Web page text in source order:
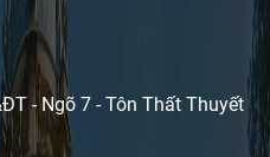
- Ngõ 7 - Tôn Thất Thuyết